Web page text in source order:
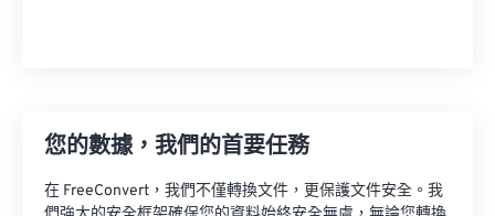
您的數據，我們的首要任務
在 FreeConvert，我們不僅轉換文件，更保護文件安全。我